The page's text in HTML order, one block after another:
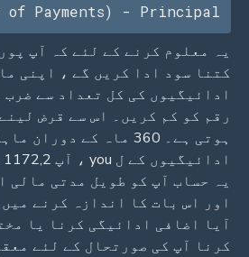
of Payments) - Principal
یہ معلوم کرنے کے لئے کہ آپ
کتنا سود ادا کریں گے ، اپنی
ادائیگیوں کی کل تعداد سے
رقم کو کم کریں۔ اس سے قرض
یہ حساب آپ کو طویل مدتی مالی
اور اس بات کا اندازہ کرنے
آیا اضافی ادائیگی کرنا یا
کرنا آپ کی صورتحال کے لئے